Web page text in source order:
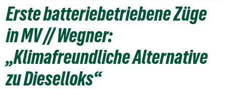
Erste batteriebetriebene Züge
in MV // Wegner:
„Klimafreundliche Alternative
zu Dieselloks“